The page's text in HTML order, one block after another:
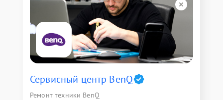
Сервисный центр BenQ
Ремонт техники BenQ